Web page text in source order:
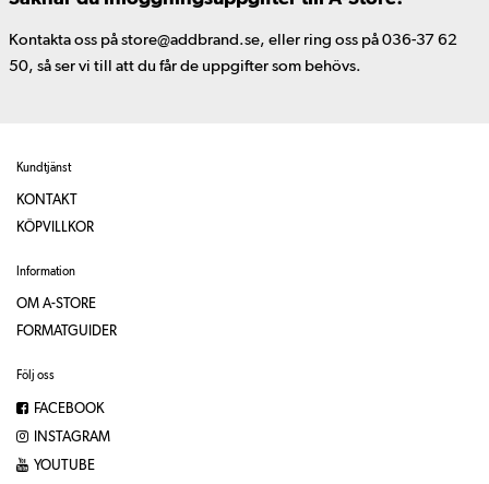
Kontakta oss på store@addbrand.se, eller ring oss på 036-37 62
50, så ser vi till att du får de uppgifter som behövs.
Kundtjänst
KONTAKT
KÖPVILLKOR
Information
OM A-STORE
FORMATGUIDER
Följ oss
FACEBOOK
INSTAGRAM
YOUTUBE